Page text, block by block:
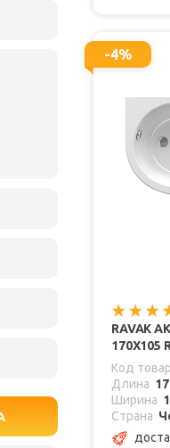
-4%
RAVAK
170X105
Код
Длина
Ширина
Страна